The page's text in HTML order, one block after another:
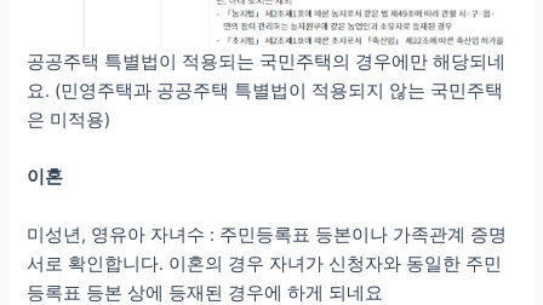
공공주택 특별법이 적용되는 국민주택의 경우에만 해당되네
요. (민영주택과 공공주택 특별법이 적용되지 않는 국민주택
은 미적용)
이혼
미성년, 영유아 자녀수 : 주민등록표 등본이나 가족관계 증명
서로 확인합니다. 이혼의 경우 자녀가 신청자와 동일한 주민
등록표 등본 상에 등재된 경우에 하게 되네요